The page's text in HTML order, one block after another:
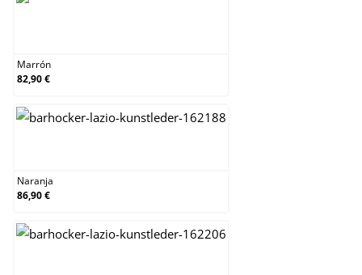
Marrón
82,90 €
Naranja
86,90 €